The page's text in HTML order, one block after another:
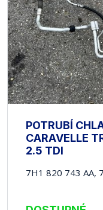
POTRUBÍ
CARAVELLE
2.5 TDI
7H1 820 743 AA,